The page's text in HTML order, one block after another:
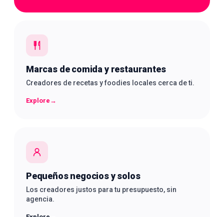
Marcas de comida y restaurantes
Creadores de recetas y foodies locales cerca de ti.
Explore →
Pequeños negocios y solos
Los creadores justos para tu presupuesto, sin
agencia.